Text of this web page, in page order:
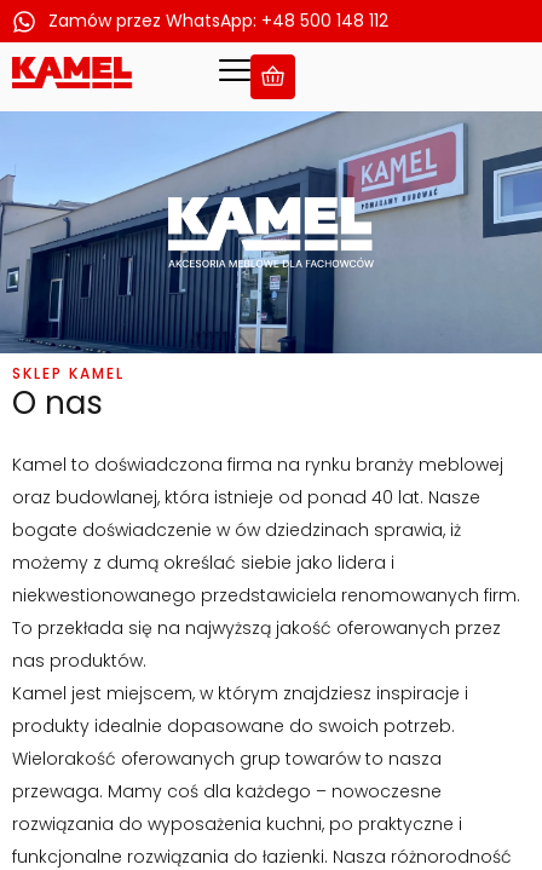
Przejdź
Zamów przez WhatsApp: +48 500 148 112
SKLEP KAMEL
O nas
Kamel to doświadczona firma na rynku branży meblowej
oraz budowlanej, która istnieje od ponad 40 lat. Nasze
bogate doświadczenie w ów dziedzinach sprawia, iż
możemy z dumą określać siebie jako lidera i
niekwestionowanego przedstawiciela renomowanych firm.
To przekłada się na najwyższą jakość oferowanych przez
nas produktów.
Kamel jest miejscem, w którym znajdziesz inspiracje i
produkty idealnie dopasowane do swoich potrzeb.
Wielorakość oferowanych grup towarów to nasza
przewaga. Mamy coś dla każdego – nowoczesne
rozwiązania do wyposażenia kuchni, po praktyczne i
funkcjonalne rozwiązania do łazienki. Nasza różnorodność